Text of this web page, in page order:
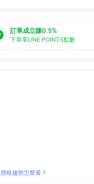
訂單成立賺0.5%
下單享LINE POINTS點數
價格趨勢怎麼看？